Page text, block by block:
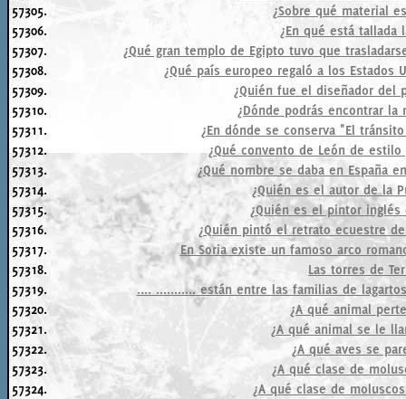
57305.
¿Sobre qué material
57306.
¿En qué está tallada
57307.
¿Qué gran templo de Egipto tuvo que
57308.
¿Qué país europeo regaló a los Estados
57309.
¿Quién fue el diseñador del
57310.
¿Dónde podrás encontrar
57311.
¿En dónde se conserva "El
57312.
¿Qué convento de León de
57313.
¿Qué nombre se daba en España
57314.
¿Quién es el autor de la
57315.
¿Quién es el pintor inglés
57316.
¿Quién pintó el retrato ecuestre
57317.
En Soria existe un famoso arco
57318.
Las torres de
57319.
.... ........... están entre las familias de
57320.
¿A qué animal
57321.
¿A qué animal se le
57322.
¿A qué aves se
57323.
¿A qué clase de
57324.
¿A qué clase de